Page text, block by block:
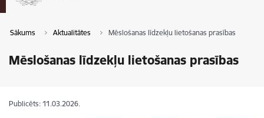
Sākums Aktualitātes Mēslošanas līdzekļu lietošanas prasības
Mēslošanas līdzekļu lietošanas prasības
Publicēts: 11.03.2026.